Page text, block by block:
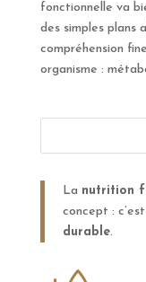
fonctionnelle va
des simples plans
compréhension
organisme :
La nutrition
concept :
durable.